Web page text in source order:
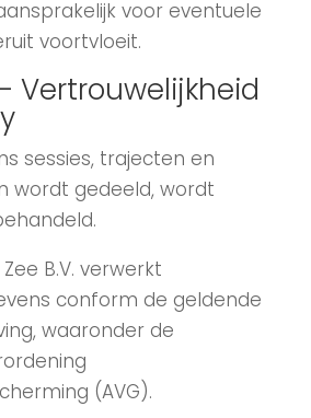
voor eventuele
voortvloeit.
Vertrouwelijkheid
sessies, trajecten en
wordt gedeeld, wordt
B.V. verwerkt
conform de geldende
waaronder de
(AVG).